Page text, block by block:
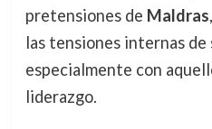
pretensiones de Maldras
las tensiones internas de
especialmente con
liderazgo.